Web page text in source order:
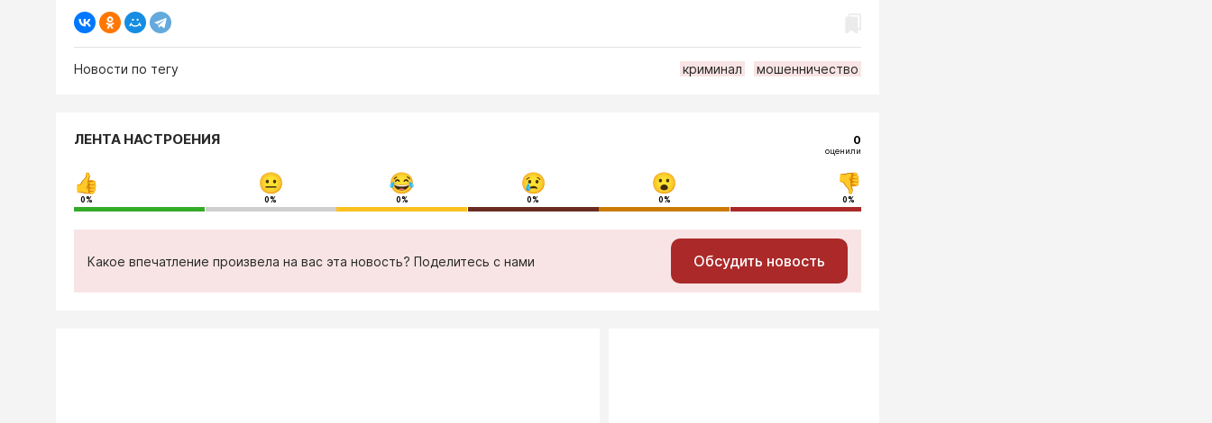
Новости по тегу криминал мошенничество
ЛЕНТА НАСТРОЕНИЯ 0
оценили
0% 0% 0% 0% 0% 0%
Какое впечатление произвела на вас эта новость? Поделитесь с нами Обсудить новость